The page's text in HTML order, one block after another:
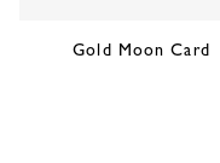
Gold Moon Card